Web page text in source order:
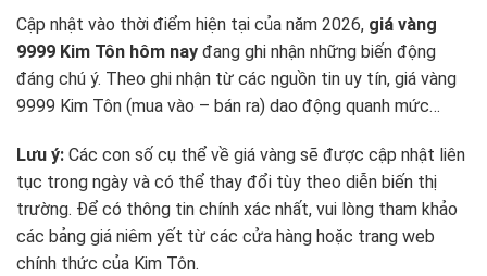
Cập nhật vào thời điểm hiện tại của năm 2026, giá vàng
9999 Kim Tôn hôm nay đang ghi nhận những biến động
đáng chú ý. Theo ghi nhận từ các nguồn tin uy tín, giá vàng
9999 Kim Tôn (mua vào – bán ra) dao động quanh mức…
Lưu ý: Các con số cụ thể về giá vàng sẽ được cập nhật liên
tục trong ngày và có thể thay đổi tùy theo diễn biến thị
trường. Để có thông tin chính xác nhất, vui lòng tham khảo
các bảng giá niêm yết từ các cửa hàng hoặc trang web
chính thức của Kim Tôn.